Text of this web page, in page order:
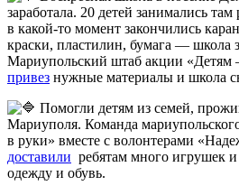
заработала. 20 детей занимались
в какой-то момент закончились
краски, пластилин, бумага — школа
Мариупольский штаб акции
привез нужные материалы и школа
Помогли детям из семей,
Мариуполя. Команда
в руки» вместе с волонтерами
доставили ребятам много игрушек
одежду и обувь.